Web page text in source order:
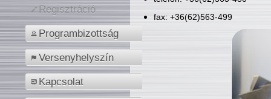
Regisztráció
Programbizottság
Versenyhelyszín
Kapcsolat
fax: +36(62)563-499